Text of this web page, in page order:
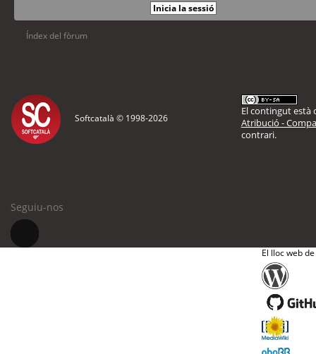
Índex del fòrum
Softcatalà © 1998-2026
El contingut està
Atribució -
contrari.
Seguiu-nos
El lloc web